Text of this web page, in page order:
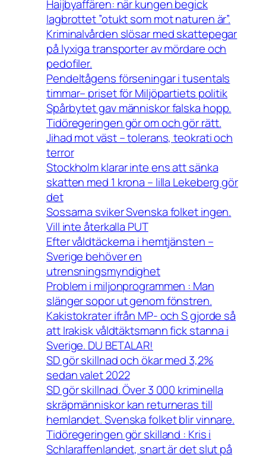
Haijbyaffären: när kungen begick
lagbrottet ”otukt som mot naturen är”.
Kriminalvården slösar med skattepegar
på lyxiga transporter av mördare och
pedofiler.
Pendeltågens förseningar i tusentals
timmar– priset för Miljöpartiets politik
Spårbytet gav människor falska hopp.
Tidöregeringen gör om och gör rätt.
Jihad mot väst – tolerans, teokrati och
terror
Stockholm klarar inte ens att sänka
skatten med 1 krona – lilla Lekeberg gör
det
Sossarna sviker Svenska folket ingen.
Vill inte återkalla PUT
Efter våldtäckerna i hemtjänsten –
Sverige behöver en
utrensningsmyndighet
Problem i miljonprogrammen : Man
slänger sopor ut genom fönstren.
Kakistokrater ifrån MP- och S gjorde så
att Irakisk våldtäktsmann fick stanna i
Sverige. DU BETALAR!
SD gör skillnad och ökar med 3,2%
sedan valet 2022
SD gör skillnad. Över 3 000 kriminella
skräpmänniskor kan returneras till
hemlandet. Svenska folket blir vinnare.
Tidöregeringen gör skilland : Kris i
Schlaraffenlandet, snart är det slut på